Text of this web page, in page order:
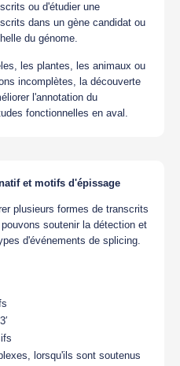
ou d'étudier une
dans un gène candidat ou
du génome.
les plantes, les animaux ou
incomplètes, la découverte
l'annotation du
fonctionnelles en aval.
et motifs d'épissage
plusieurs formes de transcrits
soutenir la détection et
d'événements de splicing.
lorsqu'ils sont soutenus